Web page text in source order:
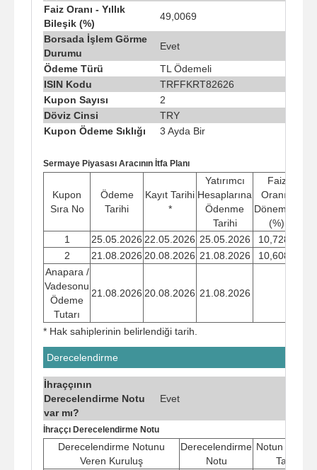
Faiz Oranı - Yıllık
Bileşik (%)
49,0069
Borsada İşlem Görme
Durumu
Evet
Ödeme Türü
TL Ödemeli
ISIN Kodu
TRFFKRT82626
Kupon Sayısı
2
Döviz Cinsi
TRY
Kupon Ödeme Sıklığı
3 Ayda Bir
Sermaye Piyasası Aracının İtfa Planı
Kupon
Sıra No
Ödeme
Tarihi
Kayıt Tarihi
*
Yatırımcı
Hesaplarına
Ödenme
Tarihi
Faiz
Oranı -
Dönemsel
(%)
1 25.05.2026 22.05.2026 25.05.2026
10,7288
2
21.08.2026 20.08.2026 21.08.2026
10,6082
Anapara /
Vadesonu
Ödeme
Tutarı
21.08.2026 20.08.2026 21.08.2026
* Hak sahiplerinin belirlendiği tarih.
Derecelendirme
İhraççının
Derecelendirme Notu
var mı?
Evet
İhraççı Derecelendirme Notu
Derecelendirme Notunu
Veren Kuruluş
Derecelendirme
Notu
Notun
Tarihi